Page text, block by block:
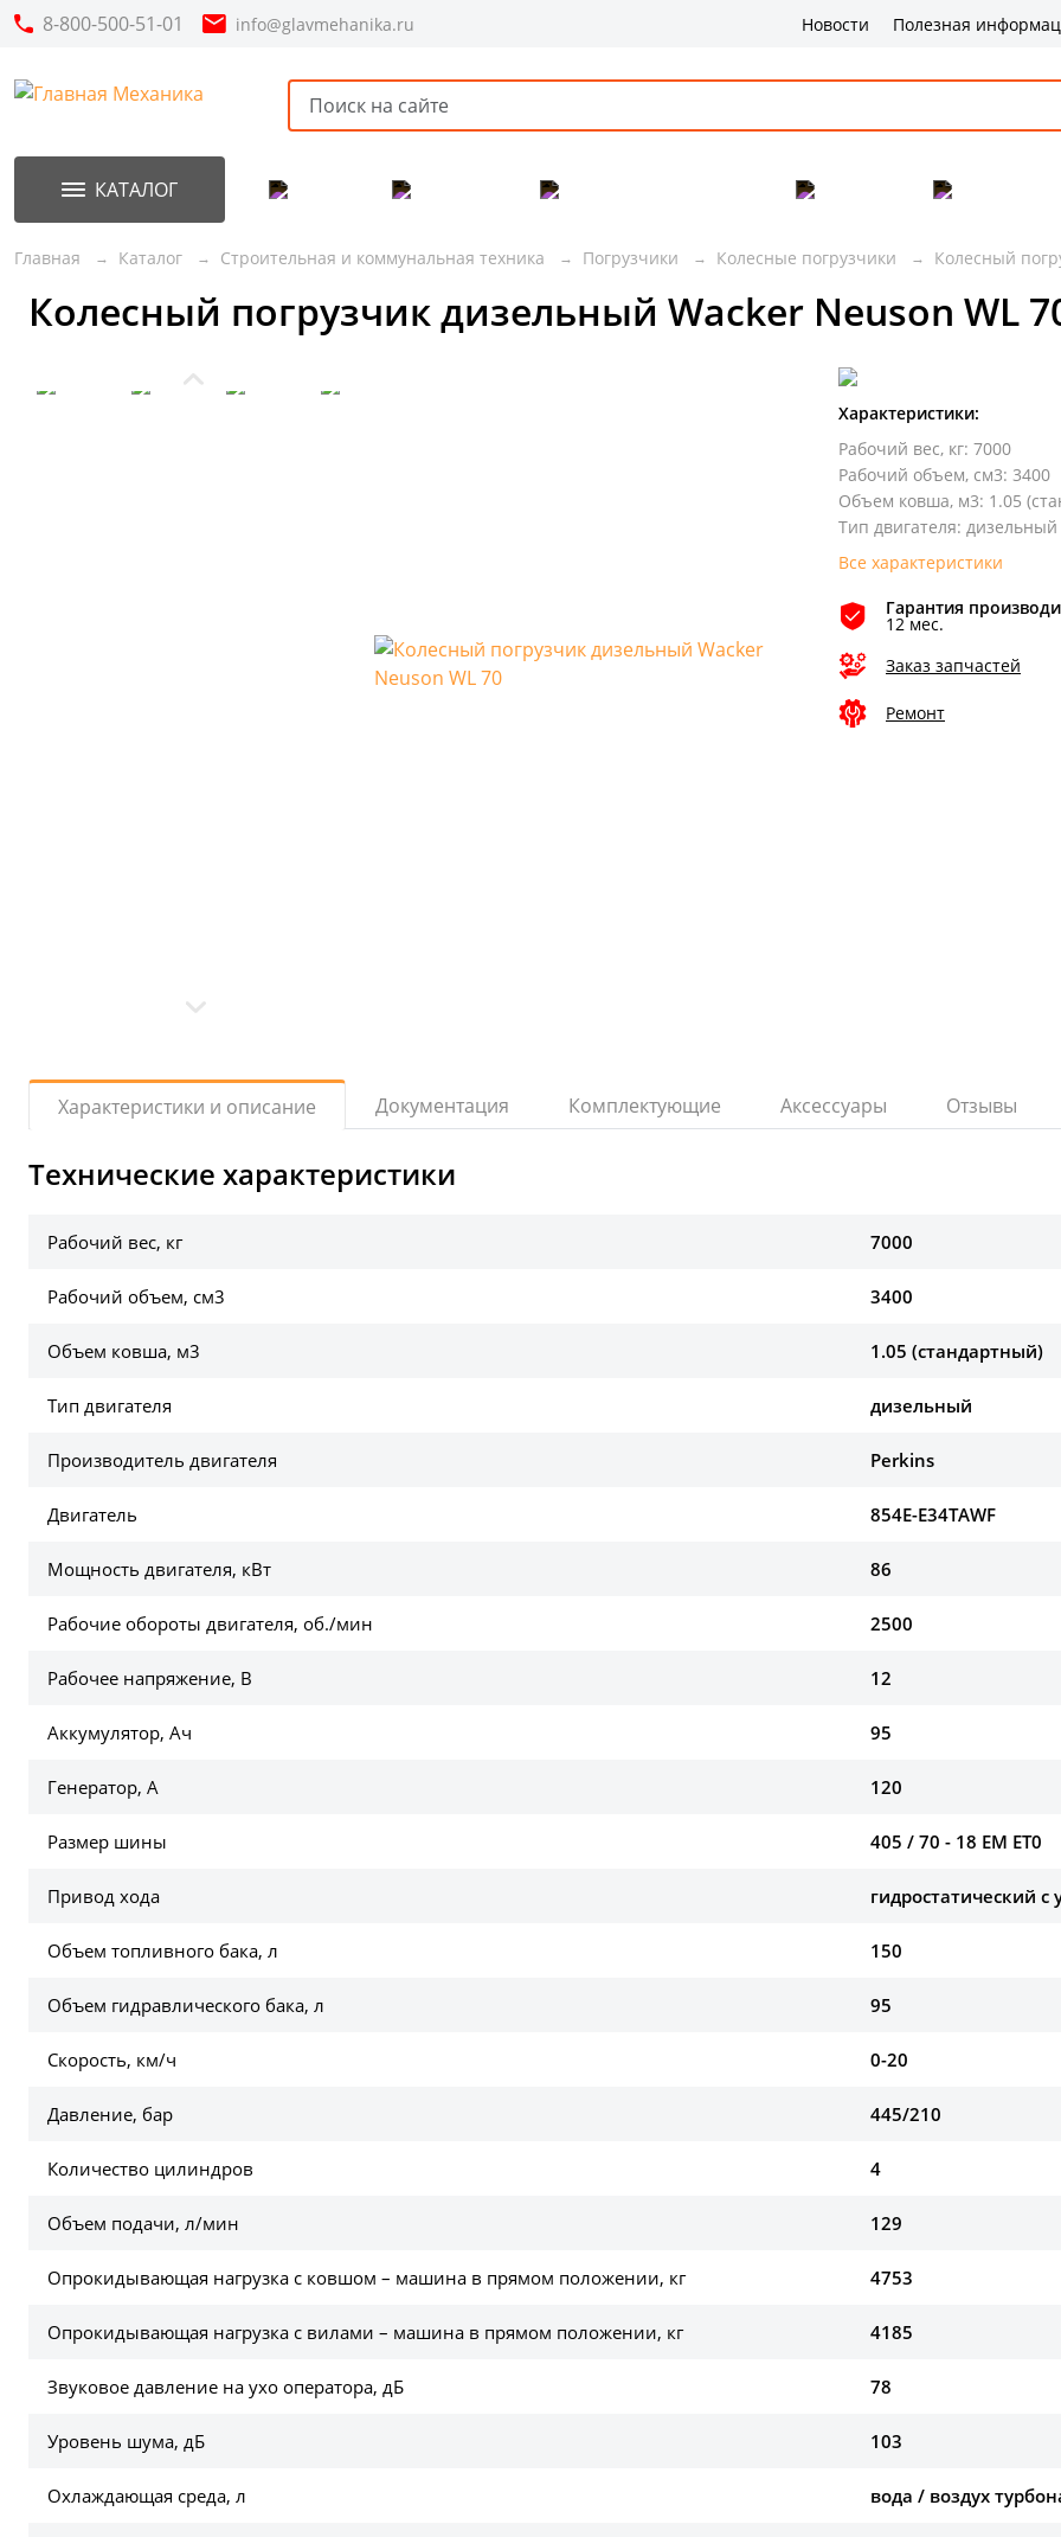
8-800-500-51-01 info@glavmehanika.ru Новости Полезная
КАТАЛОГ
Главная Каталог Строительная и коммунальная техника Погрузчики Колесные погрузчики Колесный
Колесный погрузчик дизельный Wacker Neuson WL
Характеристики:
Рабочий вес, кг: 7000
Рабочий объем, см3: 3400
Объем ковша, м3: 1.05
Тип двигателя: дизельный
Все характеристики
Гарантия
12 мес.
Заказ запчастей
Ремонт
Характеристики и описание Документация Комплектующие Аксессуары Отзывы
Технические характеристики
Рабочий вес, кг 7000
Рабочий объем, см3 3400
Объем ковша, м3 1.05 (стандартный)
Тип двигателя дизельный
Производитель двигателя Perkins
Двигатель 854E-E34TAWF
Мощность двигателя, кВт 86
Рабочие обороты двигателя, об./мин 2500
Рабочее напряжение, В 12
Аккумулятор, Ач 95
Генератор, А 120
Размер шины 405 / 70 - 18 EM ET0
Привод хода гидростатический
Объем топливного бака, л 150
Объем гидравлического бака, л 95
Скорость, км/ч 0-20
Давление, бар 445/210
Количество цилиндров 4
Объем подачи, л/мин 129
Опрокидывающая нагрузка с ковшом – машина в прямом положении, кг 4753
Опрокидывающая нагрузка с вилами – машина в прямом положении, кг 4185
Звуковое давление на ухо оператора, дБ 78
Уровень шума, дБ 103
Охлаждающая среда, л вода / воздух